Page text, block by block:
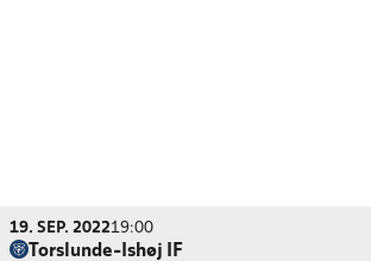
19. SEP. 202219:00
Torslunde-Ishøj IF